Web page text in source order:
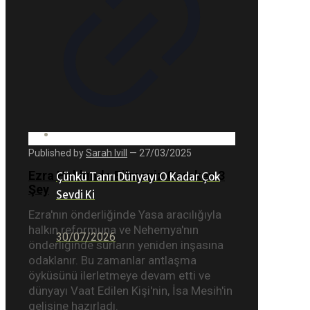
Published bySarah Ivill — 27/03/2025
Ezra Hakkında Bilmeniz Gereken 3
Şey
Ezra'nın önderliğinde Yasa aracılığıyla
halkın reformuna ve Nehemya'nın
önderliğinde surların yeniden inşasına
odaklanır. Bu zamanlar antlaşma
öyküsünü ilerletmeye devam etti ve
dünyayı Vaat Edilen Kişi'nin, İsa Mesih'in
gelişine hazırladı.
Çünkü Tanrı Dünyayı O Kadar Çok
Sevdi Ki
30/07/2026